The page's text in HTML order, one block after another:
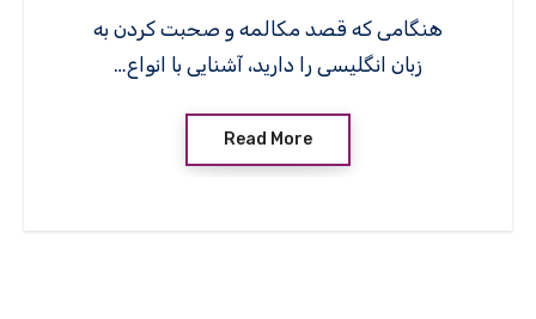
هنگامی که قصد مکالمه و صحبت کردن به
زبان انگلیسی را دارید، آشنایی با انواع…
Read More